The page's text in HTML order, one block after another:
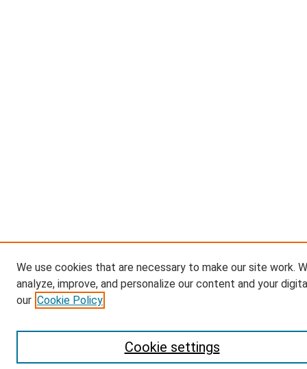
We use cookies that are necessary to make our site work.
analyze, improve, and personalize our content and your
our Cookie Policy
Cookie settings